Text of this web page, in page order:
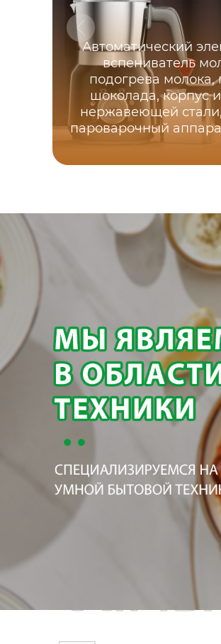
Автоматический
вспениватель
подогрева молока,
шоколада, корпус
нержавеющей
пароварочный